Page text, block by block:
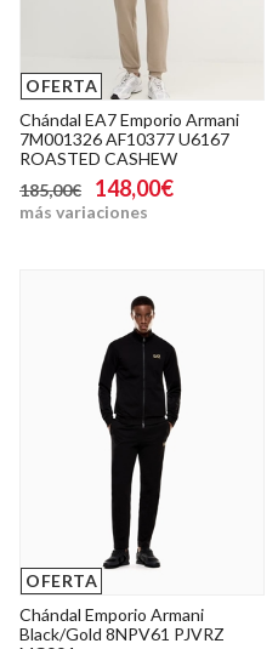
OFERTA
Chándal EA7 Emporio Armani
7M001326 AF10377 U6167
ROASTED CASHEW
185,00€
148,00€
más variaciones
OFERTA
Chándal Emporio Armani
Black/Gold 8NPV61 PJVRZ